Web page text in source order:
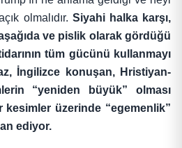
olmalıdır. Siyahi halka karşı,
ve pislik olarak gördüğü
tüm gücünü kullanmayı
İngilizce konuşan, Hristiyan-
“yeniden büyük” olması
üzerinde “egemenlik”
ediyor.